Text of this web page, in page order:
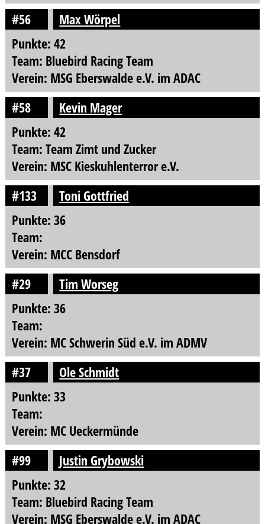
#56
Max Wörpel
Punkte: 42
Team: Bluebird Racing Team
Verein: MSG Eberswalde e.V. im ADAC
#58
Kevin Mager
Punkte: 42
Team: Team Zimt und Zucker
Verein: MSC Kieskuhlenterror e.V.
#133
Toni Gottfried
Punkte: 36
Team:
Verein: MCC Bensdorf
#29
Tim Worseg
Punkte: 36
Team:
Verein: MC Schwerin Süd e.V. im ADMV
#37
Ole Schmidt
Punkte: 33
Team:
Verein: MC Ueckermünde
#99
Justin Grybowski
Punkte: 32
Team: Bluebird Racing Team
Verein: MSG Eberswalde e.V. im ADAC